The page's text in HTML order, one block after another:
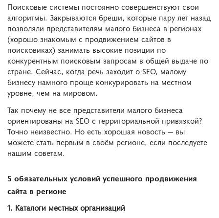
Поисковые системы постоянно совершенствуют свои
алгоритмы. Закрываются бреши, которые пару лет назад
позволяли представителям малого бизнеса в регионах
(хорошо знакомым с продвижением сайтов в
поисковиках) занимать высокие позиции по
конкурентным поисковым запросам в общей выдаче по
стране. Сейчас, когда речь заходит о SEO, малому
бизнесу намного проще конкурировать на местном
уровне, чем на мировом.
Так почему не все представители малого бизнеса
ориентированы на SEO с территориальной привязкой?
Точно неизвестно. Но есть хорошая новость — вы
можете стать первым в своём регионе, если последуете
нашим советам.
5 обязательных условий успешного продвижения
сайта в регионе
1. Каталоги местных организаций